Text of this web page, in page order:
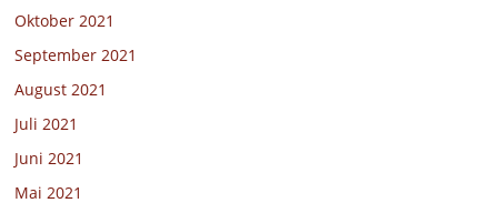
Oktober 2021
September 2021
August 2021
Juli 2021
Juni 2021
Mai 2021